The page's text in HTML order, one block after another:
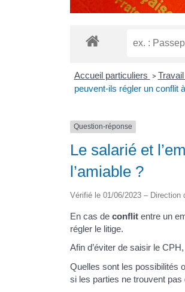
Accueil particuliers >
peuvent-ils régler un conflit
Question-réponse
Le salarié et
l’amiable ?
Vérifié le 01/06/2023 – Direction
En cas de conflit entre un
régler le litige.
Afin d’éviter de saisir le
Quelles sont les possibilités
si les parties ne trouvent pas